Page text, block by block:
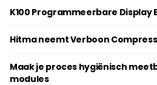
K100 Programmeerbare Display
Hitma neemt Verboon
Maak je proces hygiënisch
modules